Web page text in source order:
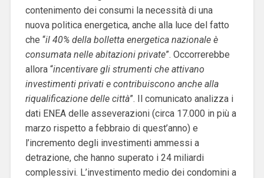
contenimento dei consumi la necessità di una
nuova politica energetica, anche alla luce del fatto
che “il 40% della bolletta energetica nazionale è
consumata nelle abitazioni private”. Occorrerebbe
allora “incentivare gli strumenti che attivano
investimenti privati e contribuiscono anche alla
riqualificazione delle città”. Il comunicato analizza i
dati ENEA delle asseverazioni (circa 17.000 in più a
marzo rispetto a febbraio di quest’anno) e
l’incremento degli investimenti ammessi a
detrazione, che hanno superato i 24 miliardi
complessivi. L’investimento medio dei condomini a